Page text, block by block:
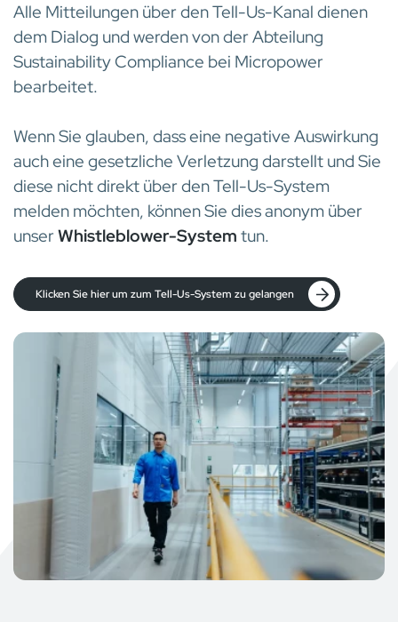
Alle Mitteilungen über den Tell-Us-Kanal dienen
dem Dialog und werden von der Abteilung
Sustainability Compliance bei Micropower
bearbeitet.
Wenn Sie glauben, dass eine negative Auswirkung
auch eine gesetzliche Verletzung darstellt und Sie
diese nicht direkt über den Tell-Us-System
melden möchten, können Sie dies anonym über
unser Whistleblower-System tun.
Klicken Sie hier um zum Tell-Us-System zu gelangen